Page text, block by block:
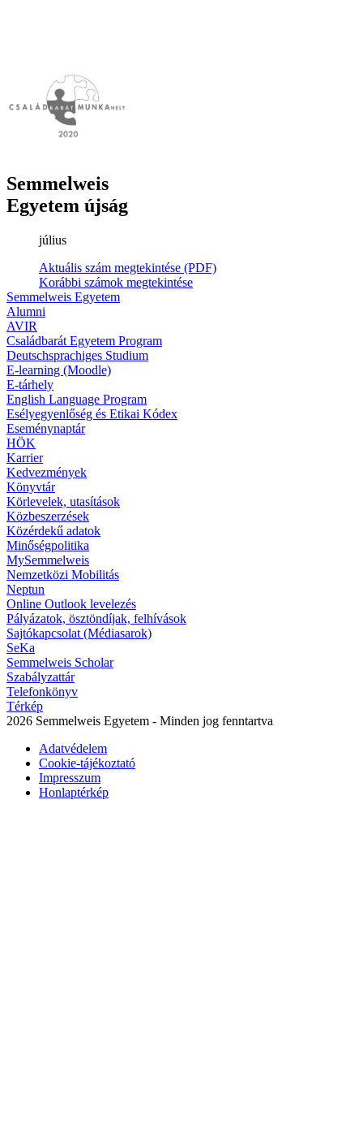
Semmelweis
Egyetem újság
július
Aktuális szám megtekintése (PDF)
Korábbi számok megtekintése
Semmelweis Egyetem
Alumni
AVIR
Családbarát Egyetem Program
Deutschsprachiges Studium
E-learning (Moodle)
E-tárhely
English Language Program
Esélyegyenlőség és Etikai Kódex
Eseménynaptár
HÖK
Karrier
Kedvezmények
Könyvtár
Körlevelek, utasítások
Közbeszerzések
Közérdekű adatok
Minőségpolitika
MySemmelweis
Nemzetközi Mobilitás
Neptun
Online Outlook levelezés
Pályázatok, ösztöndíjak, felhívások
Sajtókapcsolat (Médiasarok)
SeKa
Semmelweis Scholar
Szabályzattár
Telefonkönyv
Térkép
2026 Semmelweis Egyetem - Minden jog fenntartva
Adatvédelem
Cookie-tájékoztató
Impresszum
Honlaptérkép